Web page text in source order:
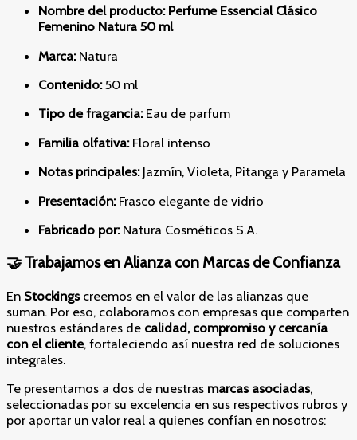
Nombre del producto: Perfume Essencial Clásico
Femenino Natura 50 ml
Marca:Natura
Contenido:50 ml
Tipo de fragancia:Eau de parfum
Familia olfativa:Floral intenso
Notas principales:Jazmín, Violeta, Pitanga y Paramela
Presentación:Frasco elegante de vidrio
Fabricado por:Natura Cosméticos S.A.
🤝 Trabajamos en Alianza con Marcas de Confianza
En Stockingscreemos en el valor de las alianzas que
suman. Por eso, colaboramos con empresas que comparten
nuestros estándares de calidad, compromiso y cercanía
con el cliente, fortaleciendo así nuestra red de soluciones
integrales.
Te presentamos a dos de nuestras marcas asociadas,
seleccionadas por su excelencia en sus respectivos rubros y
por aportar un valor real a quienes confían en nosotros: